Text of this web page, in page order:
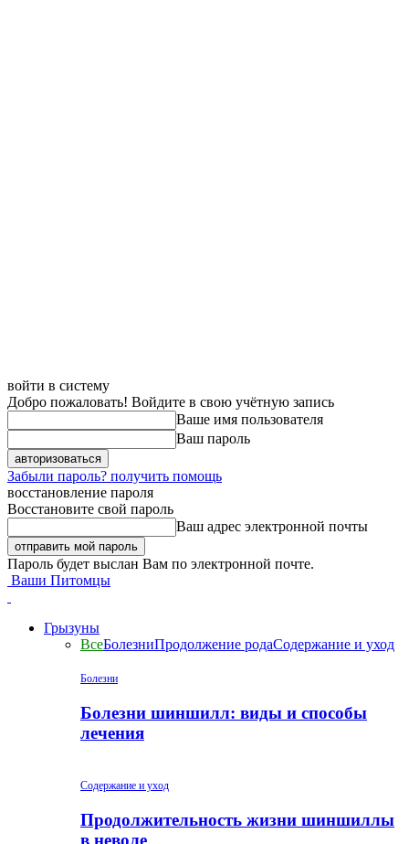
войти в систему
Добро пожаловать! Войдите в свою учётную запись
Ваше имя пользователя
Ваш пароль
Забыли пароль? получить помощь
восстановление пароля
Восстановите свой пароль
Ваш адрес электронной почты
Пароль будет выслан Вам по электронной почте.
Ваши Питомцы
Грызуны
ВсеБолезниПродолжение родаСодержание и уход
Болезни
Болезни шиншилл: виды и способы
лечения
Содержание и уход
Продолжительность жизни шиншиллы
в неволе